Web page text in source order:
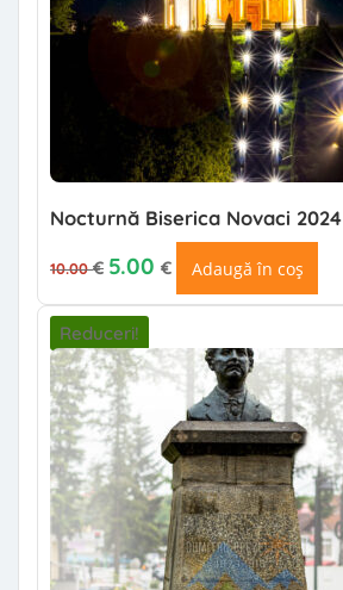
Nocturnă Biserica Novaci 2024
10.00€
Prețul inițial a fost: 10.00 €.
5.00 € Adaugă în coș
Reduceri!